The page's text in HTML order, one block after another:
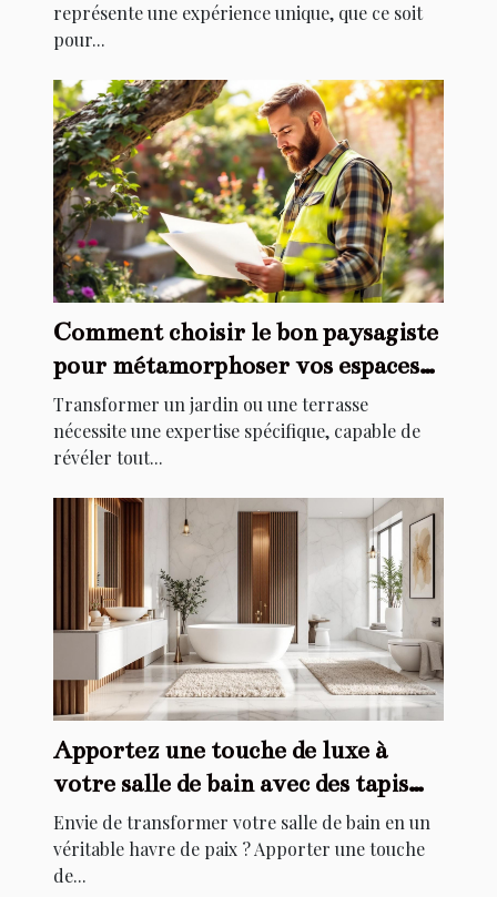
représente une expérience unique, que ce soit
pour...
Comment choisir le bon paysagiste
pour métamorphoser vos espaces
extérieurs ?
Transformer un jardin ou une terrasse
nécessite une expertise spécifique, capable de
révéler tout...
Apportez une touche de luxe à
votre salle de bain avec des tapis
élégants
Envie de transformer votre salle de bain en un
véritable havre de paix ? Apporter une touche
de...